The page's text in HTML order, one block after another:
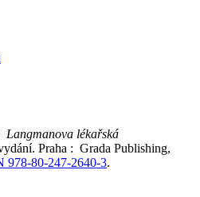
Langmanova lékařská
Praha : Grada Publishing,
978-80-247-2640-3.